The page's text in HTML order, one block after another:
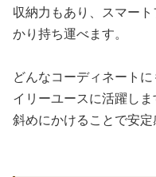
収納力もあり、スマー
かり持ち運べます。
どんなコーディネート
イリーユースに活躍しま
斜めにかけることで安定